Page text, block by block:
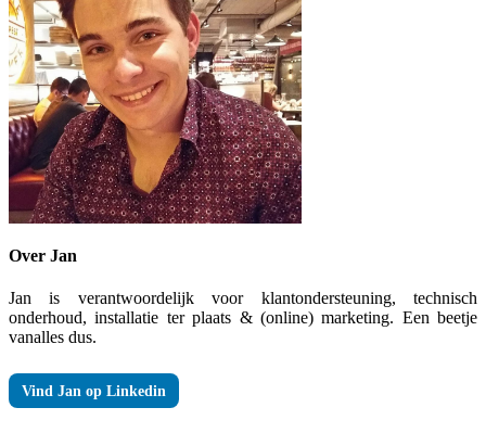
Over Jan
Jan is verantwoordelijk voor klantondersteuning, technisch
onderhoud, installatie ter plaats & (online) marketing. Een beetje
vanalles dus.
Vind Jan op Linkedin